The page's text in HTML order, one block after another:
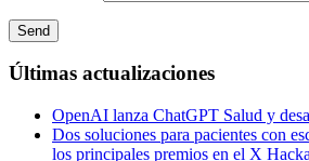
Últimas actualizaciones
OpenAI lanza ChatGPT Salud y
Dos soluciones para pacientes con
los principales premios en el X